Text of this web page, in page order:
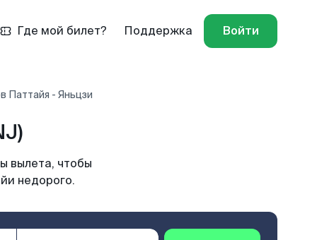
Где мой билет? Поддержка Войти
Паттайя - Яньцзи
вылета, чтобы
недорого.